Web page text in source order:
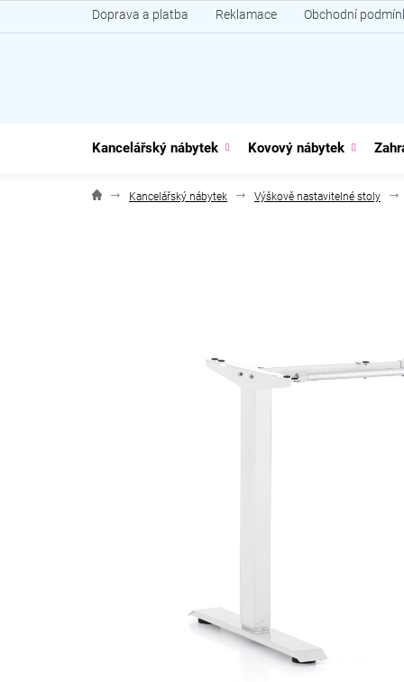
na
Doprava a platba Reklamace Obchodní
Kancelářský nábytek Kovový nábytek
Kancelářský nábytek Výškově nastavitelné stoly